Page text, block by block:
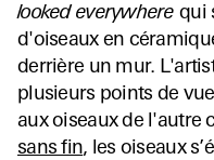
looked everywhere qui
d'oiseaux en
derrière un mur.
plusieurs points de
aux oiseaux de l'autre
sans fin, les oiseaux